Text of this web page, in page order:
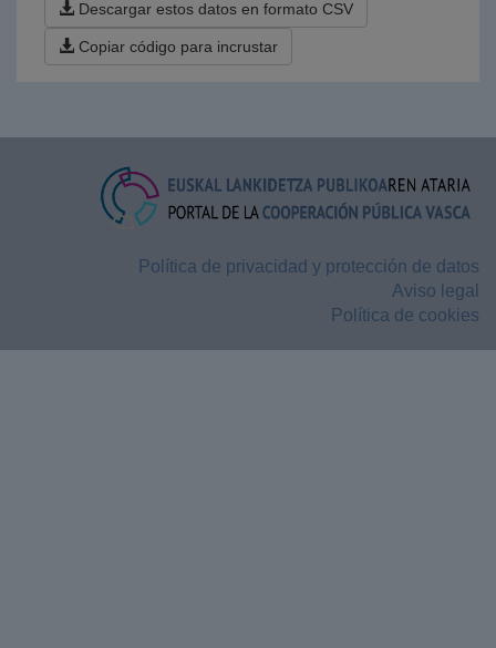
Descargar estos datos en formato CSV
Copiar código para incrustar
Política de privacidad y protección de datos
Aviso legal
Política de cookies